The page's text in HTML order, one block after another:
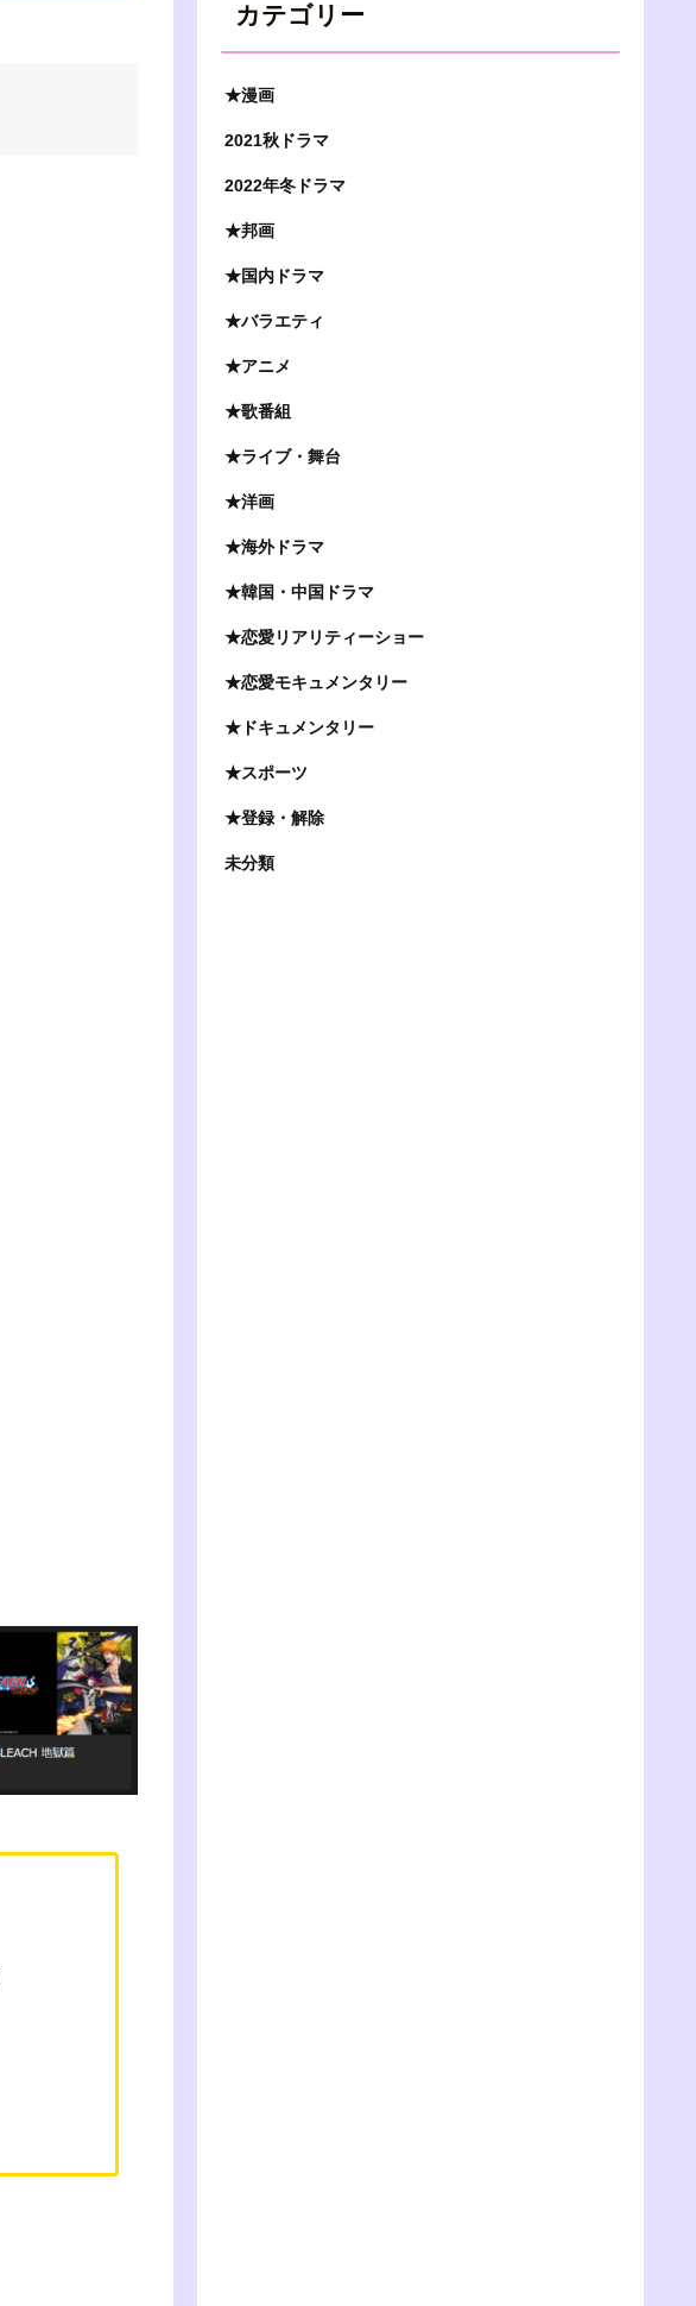
カテゴリー
★漫画
2021秋ドラマ
2022年冬ドラマ
★邦画
★国内ドラマ
★バラエティ
★アニメ
★歌番組
★ライブ・舞台
★洋画
★海外ドラマ
★韓国・中国ドラマ
★恋愛リアリティーショー
★恋愛モキュメンタリー
★ドキュメンタリー
★スポーツ
★登録・解除
未分類